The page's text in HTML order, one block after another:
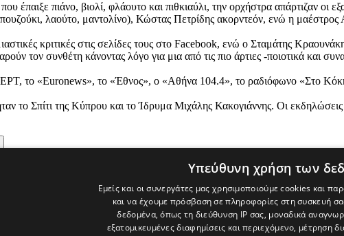
έπαιξε πιάνο, βιολί, φλάουτο και πιθκιαύλι, την ορχήστρα απάρτιζαν
λαούτο, μαντολίνο), Κώστας Πετρίδης ακορντεόν, ενώ η μαέστρος
κριτικές στις σελίδες τους στο Facebook, ενώ ο Σταμάτης
τον συνθέτη κάνοντας λόγο για μια από τις πιο άρτιες -ποιοτικά και
το «Euronews», το «Έθνος», ο «Αθήνα 104.4», το ραδιόφωνο «Στο
το Σπίτι της Κύπρου και το Ίδρυμα Μιχάλης Κακογιάννης. Οι
Υπεύθυνη χρήση των
Εμείς και οι συνεργάτες μας χρησιμοποιούμε cookies και
και να έχουμε πρόσβαση σε πληροφορίες στη συσκευή
δεδομένα, όπως τη διεύθυνση IP σας, μοναδικά
εξατομικευμένες διαφημίσεις και περιεχόμενο, μέτρηση